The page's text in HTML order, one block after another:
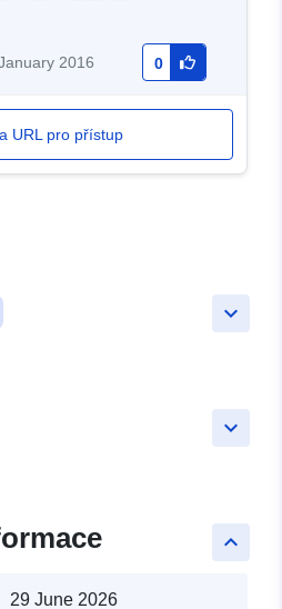
2016 0
URL pro přístup
keyboard_arrow_down
keyboard_arrow_down
keyboard_arrow_up
29 June 2026